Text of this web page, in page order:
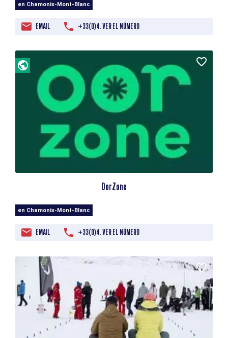
en Chamonix-Mont-Blanc
EMAIL +33(0)4. VER EL NÚMERO
OorZone
en Chamonix-Mont-Blanc
EMAIL +33(0)4. VER EL NÚMERO